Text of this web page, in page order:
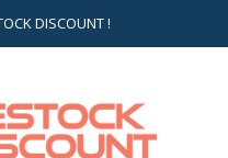
DISCOUNT !